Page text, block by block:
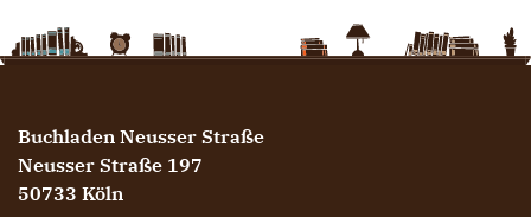
Buchladen Neusser Straße
Neusser Straße 197
50733 Köln